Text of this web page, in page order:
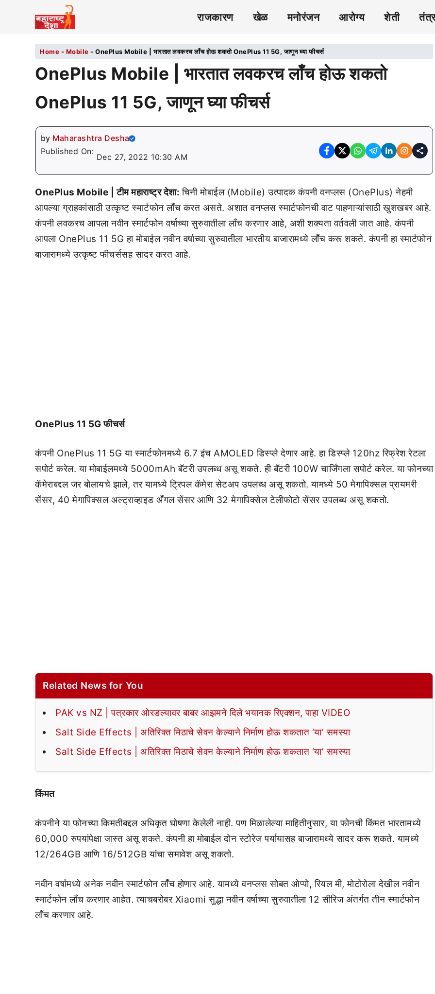
राजकारण खेळ मनोरंजन आरोग्य शेती
Home - Mobile - OnePlus Mobile | भारतात लवकरच लाँच होऊ शकतो OnePlus 11 5G, जाणून घ्या फीचर्स
OnePlus Mobile | भारतात लवकरच लाँच होऊ शकतो
OnePlus 11 5G, जाणून घ्या फीचर्स
by Maharashtra Desha
Published On:
Dec 27, 2022 10:30 AM
OnePlus Mobile | टीम महाराष्ट्र देशा:चिनी मोबाईल (Mobile) उत्पादक कंपनी वनप्लस (OnePlus) नेहमी
आपल्या ग्राहकांसाठी उत्कृष्ट स्मार्टफोन लाँच करत असते. अशात वनप्लस स्मार्टफोनची वाट पाहणाऱ्यांसाठी खुशखबर आहे.
कंपनी लवकरच आपला नवीन स्मार्टफोन वर्षाच्या सुरुवातीला लाँच करणार आहे, अशी शक्यता वर्तवली जात आहे. कंपनी
आपला OnePlus 11 5G हा मोबाईल नवीन वर्षाच्या सुरुवातीला भारतीय बाजारामध्ये लाँच करू शकते. कंपनी हा स्मार्टफोन
बाजारामध्ये उत्कृष्ट फीचर्ससह सादर करत आहे.
OnePlus 11 5G फीचर्स
कंपनी OnePlus 11 5G या स्मार्टफोनमध्ये 6.7 इंच AMOLED डिस्प्ले देणार आहे. हा डिस्प्ले 120hz रिफ्रेश रेटला
सपोर्ट करेल. या मोबाईलमध्ये 5000mAh बॅटरी उपलब्ध असू शकते. ही बॅटरी 100W चार्जिंगला सपोर्ट करेल. या फोनच्या
कॅमेराबद्दल जर बोलायचे झाले, तर यामध्ये ट्रिपल कॅमेरा सेटअप उपलब्ध असू शकतो. यामध्ये 50 मेगापिक्सल प्रायमरी
सेंसर, 40 मेगापिक्सल अल्ट्राव्हाइड अँगल सेंसर आणि 32 मेगापिक्सेल टेलीफोटो सेंसर उपलब्ध असू शकतो.
Related News for You
PAK vs NZ | पत्रकार ओरडल्यावर बाबर आझमने दिले भयानक रिएक्शन, पाहा VIDEO
Salt Side Effects | अतिरिक्त मिठाचे सेवन केल्याने निर्माण होऊ शकतात ‘या’ समस्या
Salt Side Effects | अतिरिक्त मिठाचे सेवन केल्याने निर्माण होऊ शकतात ‘या’ समस्या
किंमत
कंपनीने या फोनच्या किमतीबद्दल अधिकृत घोषणा केलेली नाही. पण मिळालेल्या माहितीनुसार, या फोनची किंमत भारतामध्ये
60,000 रुपयांपेक्षा जास्त असू शकते. कंपनी हा मोबाईल दोन स्टोरेज पर्यायासह बाजारामध्ये सादर करू शकते. यामध्ये
12/264GB आणि 16/512GB यांचा समावेश असू शकतो.
नवीन वर्षामध्ये अनेक नवीन स्मार्टफोन लाँच होणार आहे. यामध्ये वनप्लस सोबत ओप्पो, रियल मी, मोटोरोला देखील नवीन
स्मार्टफोन लाँच करणार आहेत. त्याचबरोबर Xiaomi सुद्धा नवीन वर्षाच्या सुरुवातीला 12 सीरिज अंतर्गत तीन स्मार्टफोन
लाँच करणार आहे.